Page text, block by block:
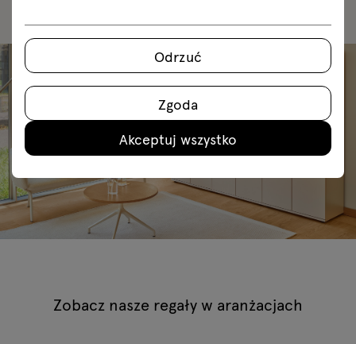
Lookbook
Zobacz nasze regały w aranżacjach
Odrzuć
Zgoda
Akceptuj wszystko